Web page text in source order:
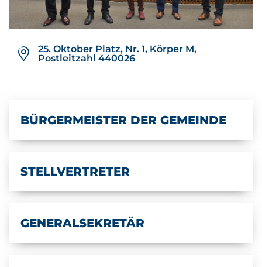
25. Oktober Platz, Nr. 1, Körper M,
Postleitzahl 440026
BÜRGERMEISTER DER GEMEINDE
STELLVERTRETER
GENERALSEKRETÄR